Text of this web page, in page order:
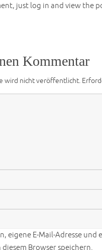
just log in and view the
Kommentar
wird nicht veröffentlicht.
eigene E-Mail-Adresse
Browser speichern.